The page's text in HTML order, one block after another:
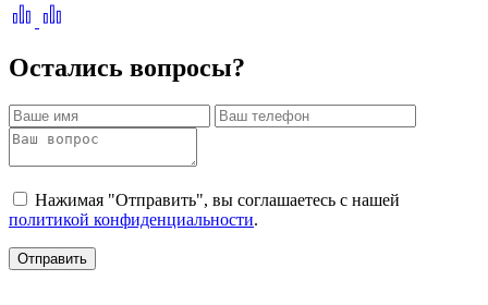
Остались вопросы?
Нажимая "Отправить", вы соглашаетесь с нашей
политикой конфиденциальности.
Отправить